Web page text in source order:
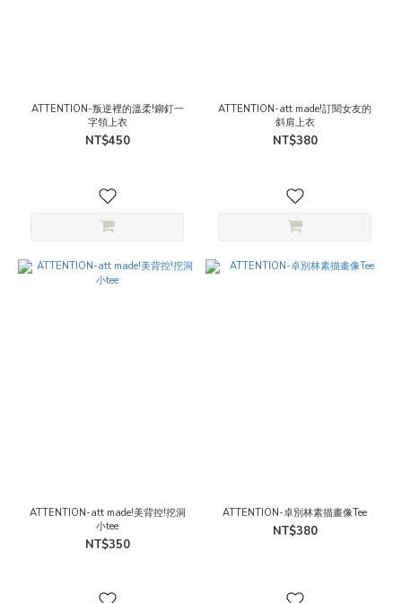
ATTENTION-叛逆裡的溫柔!鉚釘一
字領上衣
NT$450
ATTENTION-att made!訂閱女友的
斜肩上衣
NT$380
ATTENTION-att made!美背控!挖洞
小tee
NT$350
ATTENTION-卓別林素描畫像Tee
NT$380